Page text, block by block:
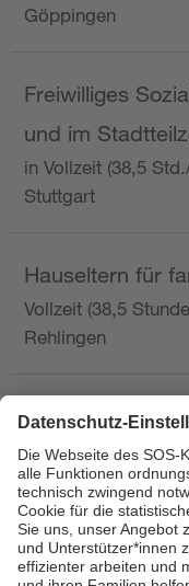
Göppingen
Freiwilliges
und im
in Vollzeit (38,5
Stuttgart
Hauseltern für
Vollzeit (38,5
Rehlingen
Ausbilderin (m/
in Vollzeit (38,5
Saarbrücken,